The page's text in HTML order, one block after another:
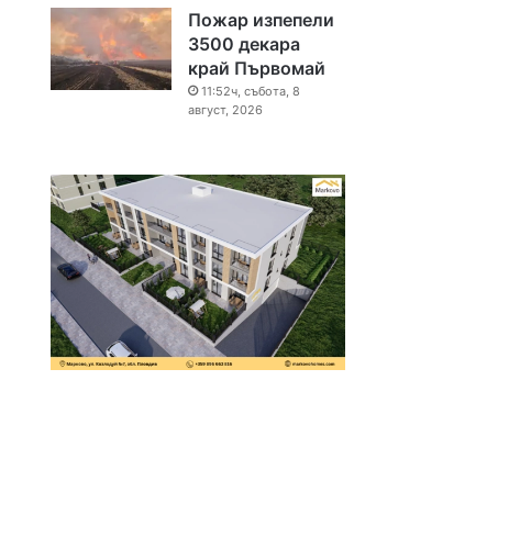
Пожар изпепели
3500 декара
край Първомай
11:52ч, събота, 8
август, 2026